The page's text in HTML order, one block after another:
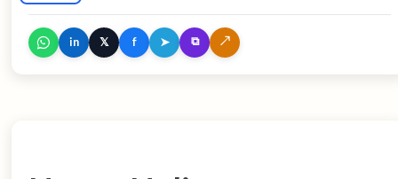
करना है जिसे करते उसे हैं आज ही सोचते कहते हैं जो कुछ
कर दिखाते हैं वही मानते जो भी हैं सुनते हैं सदा सबकी
in 𝕏 f ➤ ⧉ ↗